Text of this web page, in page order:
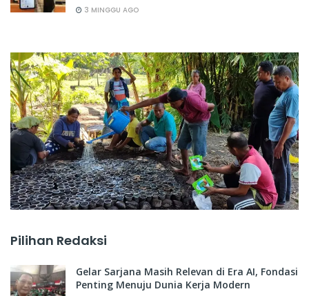
3 MINGGU AGO
Pilihan Redaksi
Gelar Sarjana Masih Relevan di Era AI, Fondasi
Penting Menuju Dunia Kerja Modern